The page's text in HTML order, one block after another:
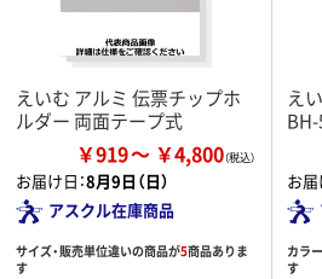
えいむ アルミ 伝票チップホ
ルダー 両面テープ式
￥919 ￥4,800
お届け日：8月9日（日）
アスクル在庫商品
サイズ・販売単位違いの商品が5商品ありま
す
え
お届
カラ
す